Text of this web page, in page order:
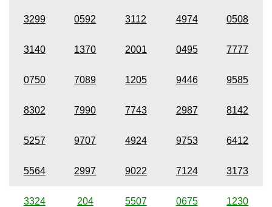
3299 0592 3112 4974 0508
3140 1370 2001 0495 7777
0750 7089 1205 9446 9585
8302 7990 7743 2987 8142
5257 9707 4924 9753 6412
5564 2997 9022 7124 3173
3324 204 5507 0675 1230